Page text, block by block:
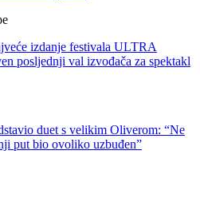
izdanje festivala ULTRA
posljednji val izvođača za spektakl
duet s velikim Oliverom: “Ne
put bio ovoliko uzbuđen”